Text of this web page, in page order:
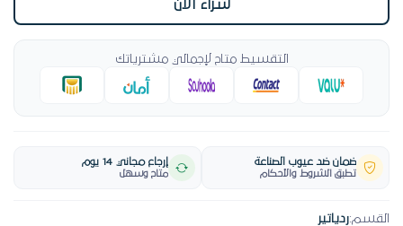
الطلب في ازدياد
شراء الآن
التقسيط متاح لإجمالي مشترياتك
ضمان ضد عيوب الصناعة
تطبق الشروط والأحكام
إرجاع مجاني 14 يوم
متاح وسهل
القسم:ردياتير